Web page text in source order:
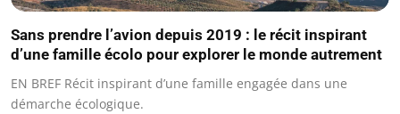
Sans prendre l’avion depuis 2019 : le récit inspirant
d’une famille écolo pour explorer le monde autrement
EN BREF Récit inspirant d’une famille engagée dans une
démarche écologique.